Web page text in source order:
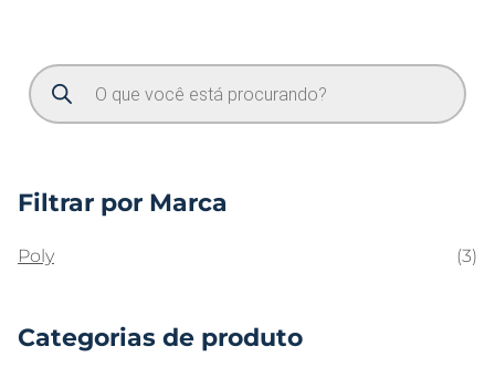
Filtrar por Marca
Poly (3)
Categorias de produto